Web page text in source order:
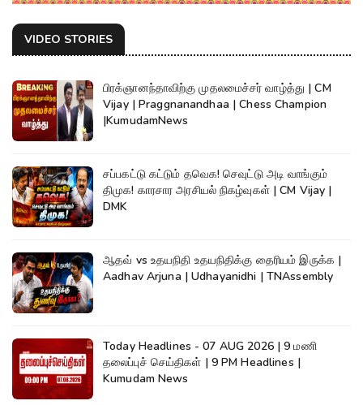
VIDEO STORIES
பிரக்ஞானந்தாவிற்கு முதலமைச்சர் வாழ்த்து | CM
Vijay | Praggnanandhaa | Chess Champion
|KumudamNews
சப்பகட்டு கட்டும் தவெக! செவுட்டு அடி வாங்கும்
திமுக! காரசார அரசியல் நிகழ்வுகள் | CM Vijay |
DMK
ஆதவ் vs உதயநிதி உதயநிதிக்கு தைரியம் இருக்க |
Aadhav Arjuna | Udhayanidhi | TNAssembly
Today Headlines - 07 AUG 2026 | 9 மணி
தலைப்புச் செய்திகள் | 9 PM Headlines |
Kumudam News